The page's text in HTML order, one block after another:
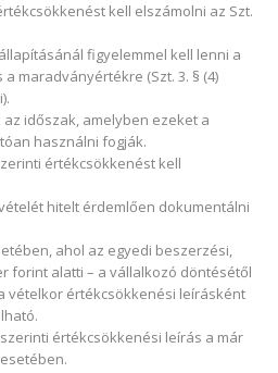
kell elszámolni az Szt.
figyelemmel kell lenni a
maradványértékre (Szt. 3. § (4)
időszak, amelyben ezeket a
használni fogják.
értékcsökkenést kell
hitelt érdemlően dokumentálni
ahol az egyedi beszerzési,
forint alatti – a vállalkozó döntésétől
vételkor értékcsökkenési leírásként
értékcsökkenési leírás a már